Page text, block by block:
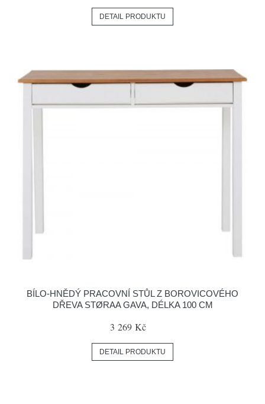
DETAIL PRODUKTU
BÍLO-HNĚDÝ PRACOVNÍ STŮL Z BOROVICOVÉHO
DŘEVA STØRAA GAVA, DÉLKA 100 CM
3 269 Kč
DETAIL PRODUKTU